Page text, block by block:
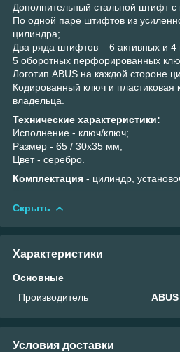
Дополнительный стальной штифт с
По одной паре штифтов из
цилиндра;
Два ряда штифтов – 6 активных и 4
5 оборотных перфорированных
Логотип ABUS на каждой стороне
Кодированный ключ и пластиковая
владельца.
Технические характеристики:
Исполнение - ключ/ключ;
Размер - 65 / 30х35 мм;
Цвет - серебро.
Комплектация - цилиндр,
Скрыть
Характеристики
Основные
Производитель
ABUS
Условия доставки